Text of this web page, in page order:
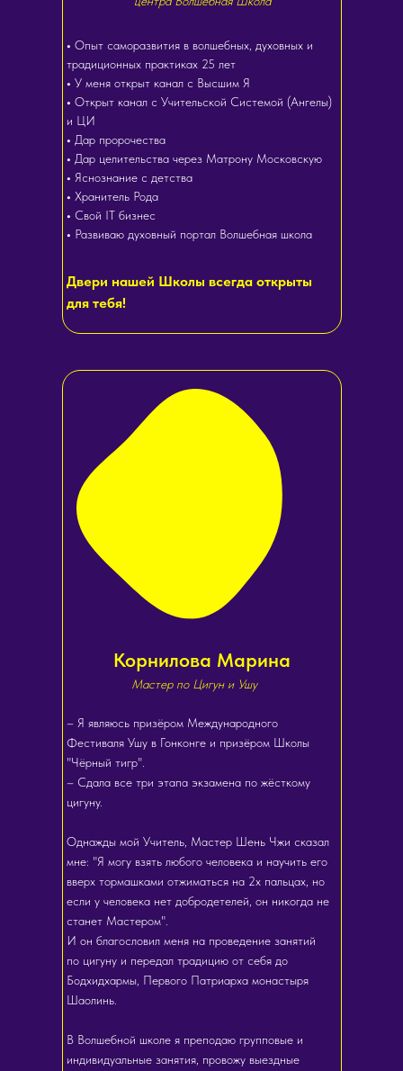
• Опыт саморазвития в волшебных, духовных и
традиционных практиках 25 лет
• У меня открыт канал с Высшим Я
• Открыт канал с Учительской Системой (Ангелы)
и ЦИ
• Дар пророчества
• Дар целительства через Матрону Московскую
• Яснознание с детства
• Хранитель Рода
• Свой IT бизнес
• Развиваю духовный портал Волшебная школа
Двери нашей Школы всегда открыты
для тебя!
– Я являюсь призёром Международного
Фестиваля Ушу в Гонконге и призёром Школы
"Чёрный тигр".
– Сдала все три этапа экзамена по жёсткому
цигуну.
Однажды мой Учитель, Мастер Шень Чжи сказал
мне: "Я могу взять любого человека и научить его
вверх тормашками отжиматься на 2х пальцах, но
если у человека нет добродетелей, он никогда не
станет Мастером".
И он благословил меня на проведение занятий
по цигуну и передал традицию от себя до
Бодхидхармы, Первого Патриарха монастыря
Шаолинь.
В Волшебной школе я преподаю групповые и
индивидуальные занятия, провожу выездные
Мастер по Цигун и Ушу
Корнилова Марина